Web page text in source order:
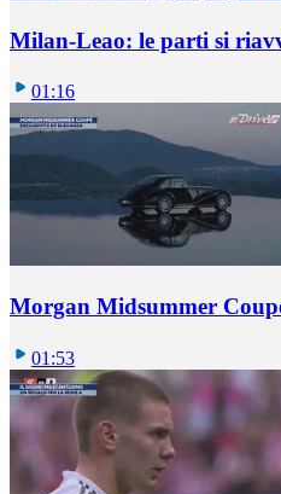
Milan-Leao: le parti si
01:16
Morgan Midsummer
01:53